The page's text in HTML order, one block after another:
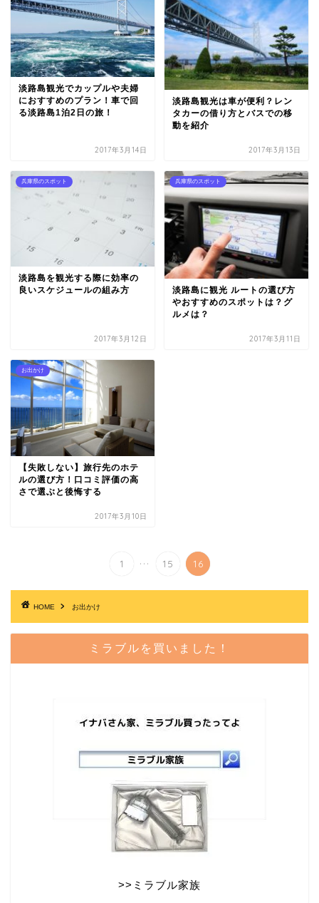
淡路島観光でカップルや夫婦
におすすめのプラン！車で回
る淡路島1泊2日の旅！
2017年3月14日
淡路島観光は車が便利？レン
タカーの借り方とバスでの移
動を紹介
2017年3月13日
兵庫県のスポット
淡路島を観光する際に効率の
良いスケジュールの組み方
2017年3月12日
兵庫県のスポット
淡路島に観光 ルートの選び方
やおすすめのスポットは？グ
ルメは？
2017年3月11日
お出かけ
【失敗しない】旅行先のホテ
ルの選び方！口コミ評価の高
さで選ぶと後悔する
2017年3月10日
1 ... 15 16
HOME お出かけ
ミラブルを買いました！
>> ミラブル家族